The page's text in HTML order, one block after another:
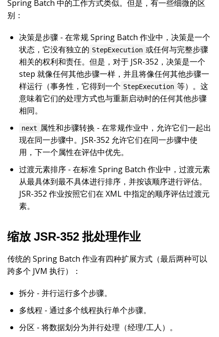
Spring Batch 中的工作方式类似。但是，有一些细微的区
别：
决策是步骤 - 在常规 Spring Batch 作业中，决策是一个
状态，它没有独立的 StepExecution 或任何与完整步骤
相关的权利和责任。但是，对于 JSR-352，决策是一个
step 就像任何其他步骤一样，并且将像任何其他步骤一
样运行（事务性，它得到一个 StepExecution 等）。这
意味着它们的处理方式也与重新启动时的任何其他步骤
相同。
next 属性和步骤转换 - 在常规作业中，允许它们一起出
现在同一步骤中。JSR-352 允许它们在同一步骤中使
用，下一个属性在评估中优先。
过渡元素排序 - 在标准 Spring Batch 作业中，过渡元素
从最具体到最不具体进行排序，并按该顺序进行评估。
JSR-352 作业按照它们在 XML 中指定的顺序评估过渡元
素。
缩放 JSR-352 批处理作业
传统的 Spring Batch 作业有四种扩展方式（最后两种可以
跨多个 JVM 执行）：
拆分 - 并行运行多个步骤。
多线程 - 通过多个线程执行单个步骤。
分区 - 将数据划分为并行处理（经理/工人）。